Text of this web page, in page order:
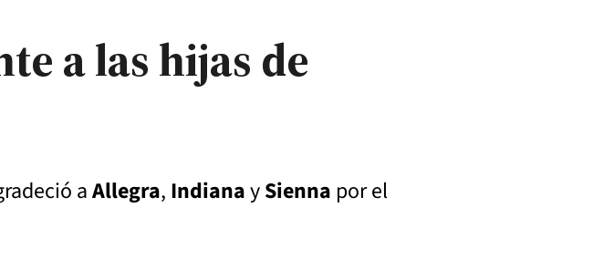
a las hijas de
aAllegra, IndianaySienna por el